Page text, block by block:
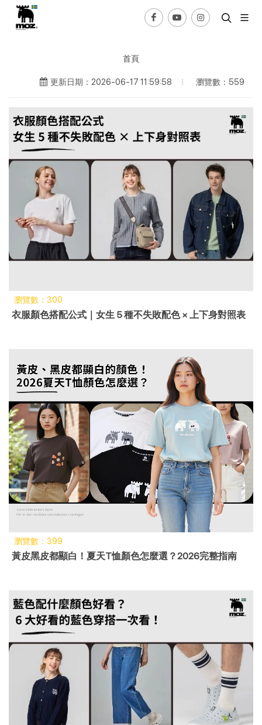
首頁
更新日期：2026-06-17 11:59:58 瀏覽數：559
瀏覽數：300
衣服顏色搭配公式｜女生 5 種不失敗配色 × 上下身對照表
瀏覽數：399
黃皮黑皮都顯白！夏天T恤顏色怎麼選？2026完整指南